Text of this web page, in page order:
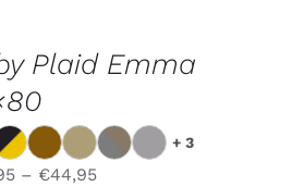
Plaid Emma
+ 3
– €44,95